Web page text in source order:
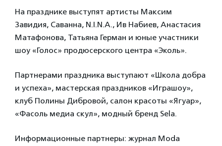
На празднике выступят артисты Максим
Завидия, Саванна, N.I.N.A., Ив Набиев, Анастасия
Матафонова, Татьяна Герман и юные участники
шоу «Голос» продюсерского центра «Эколь».
Партнерами праздника выступают «Школа добра
и успеха», мастерская праздников «Играшоу»,
клуб Полины Дибровой, салон красоты «Ягуар»,
«Фасоль медиа скул», модный бренд Sela.
Информационные партнеры: журнал Moda